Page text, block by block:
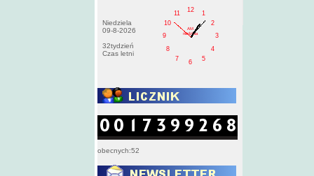
Niedziela
09-8-2026
32tydzień
Czas letni
1
2
3
4
5
6
7
8
9
10
11
12
AM
niedziela
obecnych:52